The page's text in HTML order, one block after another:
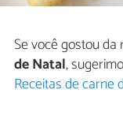
Se você gostou da
de Natal,
Receitas de carne